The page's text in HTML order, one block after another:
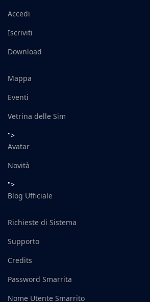
Accedi
Iscriviti
Download
Mappa
Eventi
Vetrina delle Sim
">
Avatar
Novità
">
Blog Ufficiale
Richieste di Sistema
Supporto
Credits
Password Smarrita
Nome Utente Smarrito